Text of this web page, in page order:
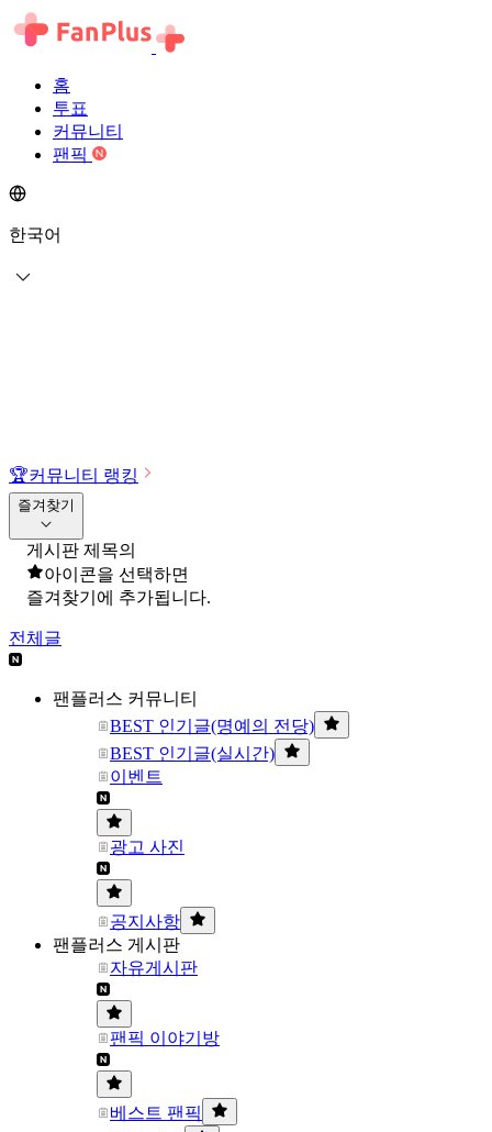
홈
투표
커뮤니티
팬픽
한국어
🏆커뮤니티 랭킹
즐겨찾기
게시판 제목의
아이콘을 선택하면
즐겨찾기에 추가됩니다.
전체글
팬플러스 커뮤니티
BEST 인기글(명예의 전당)
BEST 인기글(실시간)
이벤트
광고 사진
공지사항
팬플러스 게시판
자유게시판
팬픽 이야기방
베스트 팬픽